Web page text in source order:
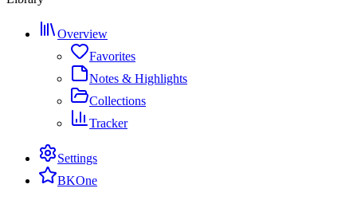
Overview
Favorites
Notes & Highlights
Collections
Tracker
Settings
BKOne